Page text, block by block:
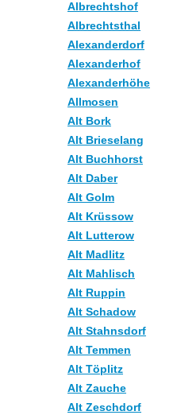
Albrechtshof
Albrechtsthal
Alexanderdorf
Alexanderhof
Alexanderhöhe
Allmosen
Alt Bork
Alt Brieselang
Alt Buchhorst
Alt Daber
Alt Golm
Alt Krüssow
Alt Lutterow
Alt Madlitz
Alt Mahlisch
Alt Ruppin
Alt Schadow
Alt Stahnsdorf
Alt Temmen
Alt Töplitz
Alt Zauche
Alt Zeschdorf